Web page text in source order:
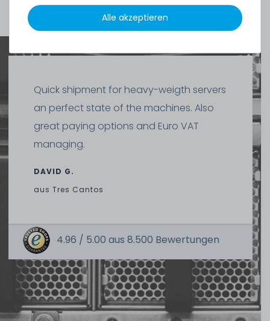
Thermal Grizzly Duronaut Wärmeleitpaste / Thermal
7Stück sofort lieferbar
1-2 Tage*
Mehr Zubehör anzeigen
Quick shipment for heavy-weigth servers
an perfect state of the machines. Also
great paying options and Euro VAT
managing.
DAVID G.
aus Tres Cantos
4.96 / 5.00 aus 8.500 Bewertungen
Alle akzeptieren